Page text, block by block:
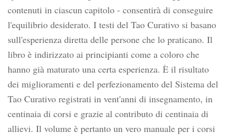
contenuti in ciascun capitolo - consentirà di conseguire
l'equilibrio desiderato. I testi del Tao Curativo si basano
sull'esperienza diretta delle persone che lo praticano. Il
libro è indirizzato ai principianti come a coloro che
hanno già maturato una certa esperienza. È il risultato
dei miglioramenti e del perfezionamento del Sistema del
Tao Curativo registrati in vent'anni di insegnamento, in
centinaia di corsi e grazie al contributo di centinaia di
allievi. Il volume è pertanto un vero manuale per i corsi